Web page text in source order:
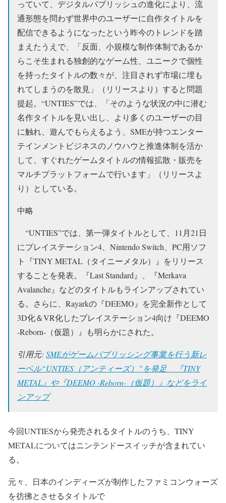
っていて、デジタルパブリッシュの進化により、流
通形態を問わず世界中のユーザーに自作タイトルを
配信できるようになったという昨今のトレンドを踏
まえたうえで、「反面、小規模な制作体制であるか
らこそ生まれる独創的なゲーム性、ユニークで個性
を持ったタイトルの数々が、注目されず市場に埋も
れてしまうのを散見」（リリースより）すると問題
提起。“UNTIES”では、「そのような状況の中に潜む
名作タイトルを見い出し、より多くのユーザーの目
に触れ、遊んでもらえるよう、SMEが持つエンター
テインメントビジネスのノウハウと推進体制を活か
して、すぐれたゲームタイトルの情報拡散・販売を
マルチプラットフォームで行います」（リリースよ
り）としている。
中略
“UNTIES”では、第一弾タイトルとして、11月21日
にプレイステーション4、Nintendo Switch、PC用ソフ
ト『TINY METAL（タイニーメタル）』をリリース
することを発表。『Last Standard』、『Merkava
Avalanche』などのタイトルもラインアップされてい
る。さらに、Rayarkの『DEEMO』を完全新作として
3D化＆VR化したプレイステーション4向け『DEEMO
-Reborn-（仮題）』も明らかにされた。
引用元: SMEがゲームパブリッシング事業を行う新レ
ーベル“UNTIES（アンティーズ）”を発足 『TINY
METAL』や『DEEMO -Reborn-（仮題）』などをライ
ンアップ
今回UNTIESから発売されるタイトルのうち、 TINY
METALについてはニンテンドースイッチが含まれてい
る。
元々、日本のインディーズが制作したファミコンウォーズ
を彷彿とさせるタイトルで